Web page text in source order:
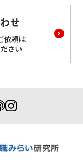
せ
依頼は
さい